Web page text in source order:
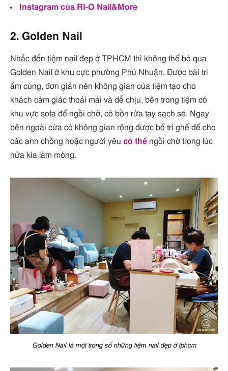
Instagram của RI-O Nail&More
2. Golden Nail
Nhắc đến tiệm nail đẹp ở TPHCM thì không thể bỏ qua
Golden Nail ở khu cực phường Phú Nhuận. Được bài trí
ấm cúng, đơn giản nên không gian của tiệm tạo cho
khách cảm giác thoải mái và dễ chịu, bên trong tiệm có
khu vực sofa để ngồi chờ, có bồn rửa tay sạch sẽ. Ngay
bên ngoài cửa có không gian rộng được bố trí ghế để cho
các anh chồng hoặc người yêu có thể ngồi chờ trong lúc
nửa kia làm móng.
Golden Nail là một trong số những tiệm nail đẹp ở tphcm